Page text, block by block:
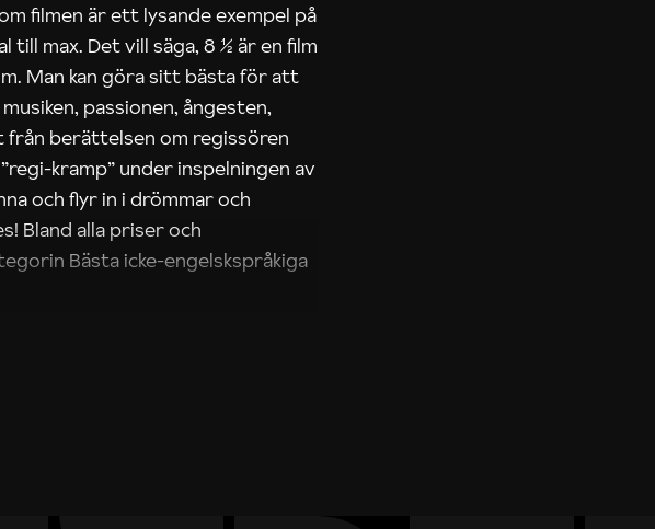
filmen är ett lysande exempel på
max. Det vill säga, 8 ½ är en film
Man kan göra sitt bästa för att
passionen, ångesten,
från berättelsen om regissören
kramp” under inspelningen av
och flyr in i drömmar och
Bland alla priser och
Bästa icke-engelskspråkiga